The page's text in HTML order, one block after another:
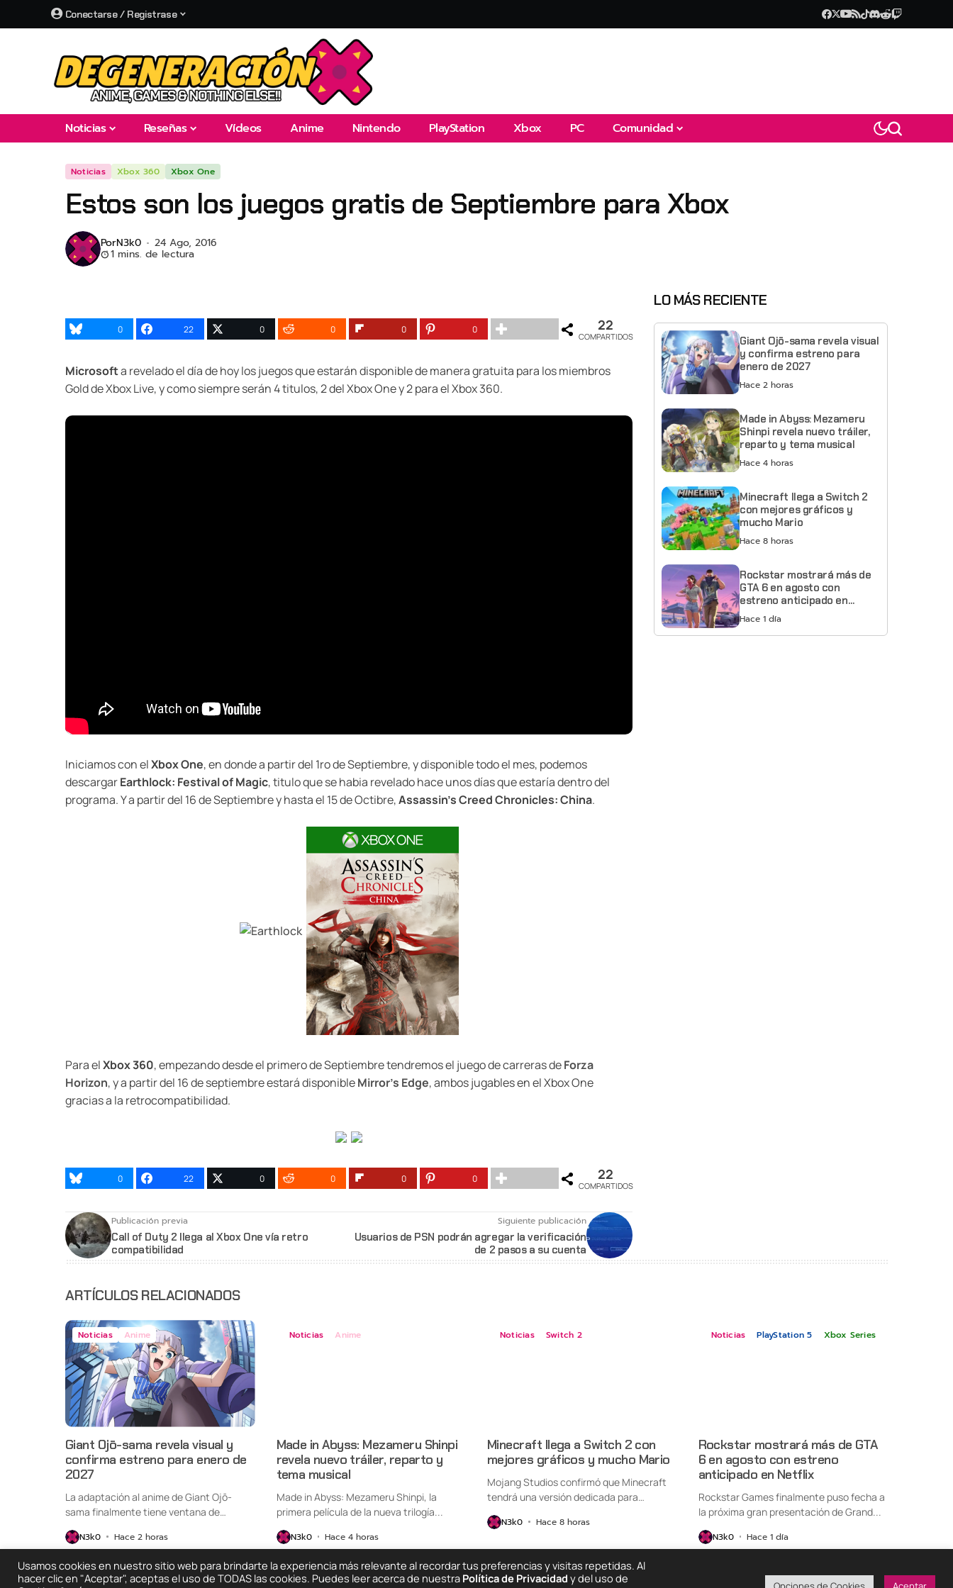
Conectarse / Registrase
Noticias Reseñas Vídeos Anime Nintendo PlayStation Xbox PC Comunidad
Noticias Xbox 360 Xbox One
Estos son los juegos gratis de Septiembre para Xbox
PorN3k0 24 Ago, 2016
1 mins. de lectura
0 22 0 0 0 0 22
COMPARTIDOS
Microsofta revelado el día de hoy los juegos que estarán disponible de manera gratuita para los miembros
Gold de Xbox Live, y como siempre serán 4 titulos, 2 del Xbox One y 2 para el Xbox 360.
Iniciamos con elXbox One, en donde a partir del 1ro de Septiembre, y disponible todo el mes, podemos
descargarEarthlock: Festival of Magic, titulo que se habia revelado hace unos días que estaría dentro del
programa. Y a partir del 16 de Septiembre y hasta el 15 de Octibre,Assassin’s Creed Chronicles: China.
Para elXbox 360, empezando desde el primero de Septiembre tendremos el juego de carreras deForza
Horizon, y a partir del 16 de septiembre estará disponibleMirror’s Edge, ambos jugables en el Xbox One
gracias a la retrocompatibilidad.
0 22 0 0 0 0 22
COMPARTIDOS
Publicación previa
Call of Duty 2 llega al Xbox One vía retro
compatibilidad
Siguiente publicación
Usuarios de PSN podrán agregar la verificación
de 2 pasos a su cuenta
LO MÁS RECIENTE
Giant Ojō-sama revela visual
y confirma estreno para
enero de 2027
Hace 2 horas
Made in Abyss: Mezameru
Shinpi revela nuevo tráiler,
reparto y tema musical
Hace 4 horas
Minecraft llega a Switch 2
con mejores gráficos y
mucho Mario
Hace 8 horas
Rockstar mostrará más de
GTA 6 en agosto con
estreno anticipado en
Netflix
Hace 1 día
ARTÍCULOS RELACIONADOS
Noticias Anime
Giant Ojō-sama revela visual y
confirma estreno para enero de
2027
La adaptación al anime de Giant Ojō-
sama finalmente tiene ventana de
N3k0 Hace 2 horas
Noticias Anime
Made in Abyss: Mezameru Shinpi
revela nuevo tráiler, reparto y
tema musical
Made in Abyss: Mezameru Shinpi, la
primera película de la nueva trilogía...
N3k0 Hace 4 horas
Noticias Switch 2
Minecraft llega a Switch 2 con
mejores gráficos y mucho Mario
Mojang Studios confirmó que Minecraft
tendrá una versión dedicada para
N3k0 Hace 8 horas
Noticias PlayStation 5 Xbox Series
Rockstar mostrará más de GTA
6 en agosto con estreno
anticipado en Netflix
Rockstar Games finalmente puso fecha a
la próxima gran presentación de Grand...
N3k0 Hace 1 día
Usamos cookies en nuestro sitio web para brindarte la experiencia más relevante al recordar tus preferencias y visitas repetidas. Al
hacer clic en "Aceptar", aceptas el uso de TODAS las cookies. Puedes leer acerca de nuestra Política de Privacidad y del uso de